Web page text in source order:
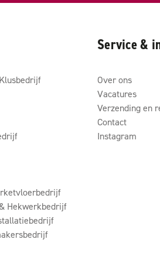
Hekwerkbedrijf
Service &
Over ons
Vacatures
Verzending en
Contact
Instagram